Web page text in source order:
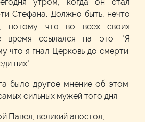
Стефана. Должно быть, нечто
потому что во всех своих
время ссылался на это: "Я
что я гнал Церковь до смерти.
них".
было другое мнение об этом.
сильных мужей того дня.
Павел, великий апостол,